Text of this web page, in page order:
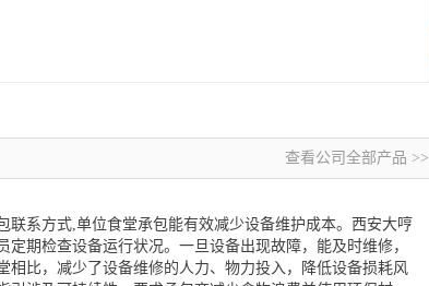
查看公司全部产品 >>
系方式,单位食堂承包能有效减少设备维护成本。西安大哼
期检查设备运行状况。一旦设备出现故障，能及时维修，
比，减少了设备维修的人力、物力投入，降低设备损耗风